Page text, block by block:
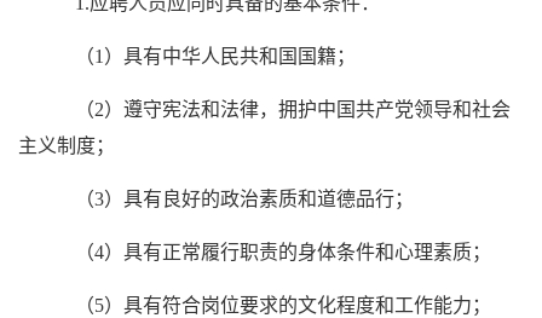
（1）具有中华人民共和国国籍；
（2）遵守宪法和法律，拥护中国共产党领导和社会
主义制度；
（3）具有良好的政治素质和道德品行；
（4）具有正常履行职责的身体条件和心理素质；
（5）具有符合岗位要求的文化程度和工作能力；